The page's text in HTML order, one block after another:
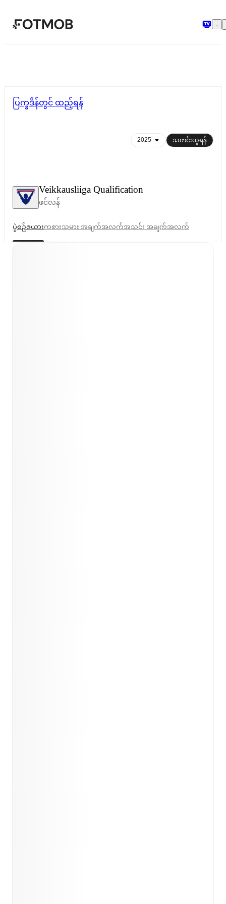
အဓိကအကြောင်းအရာသို့ ကျော်သွားရန်
Veikkausliiga Qualification
ဖင်လန်
ပြက္ခဒိန်တွင် ထည့်ရန်
သတင်းယူရန်
ပွဲစဉ်ဇယားကစားသမား အချက်အလက်အသင်း အချက်အလက်